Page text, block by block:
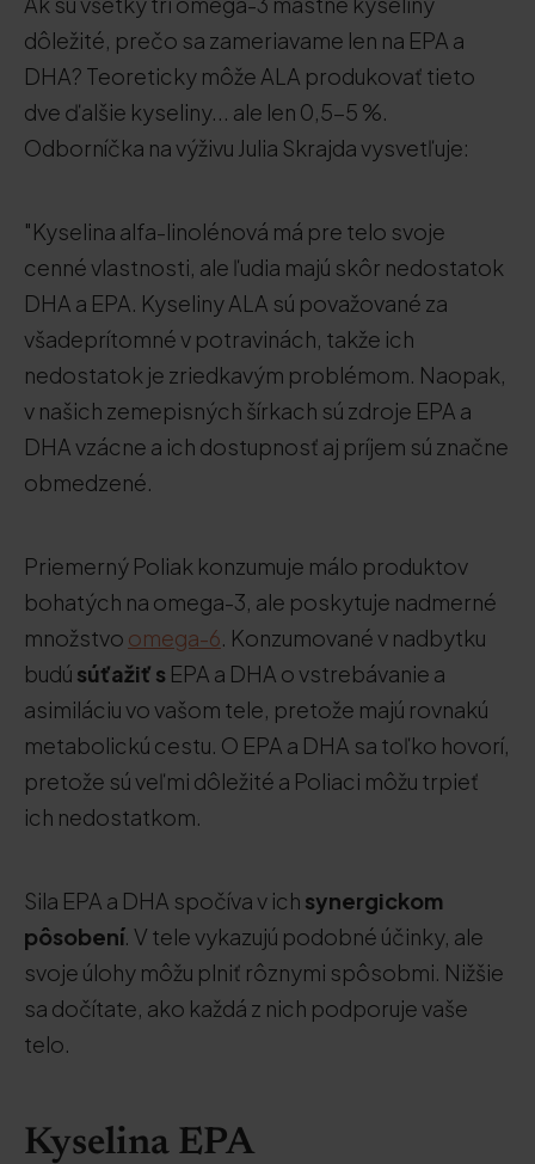
dôležité, prečo sa zameriavame len na EPA a
DHA? Teoreticky môže ALA produkovať tieto
dve ďalšie kyseliny... ale len 0,5-5 %.
Odborníčka na výživu Julia Skrajda vysvetľuje:
"Kyselina alfa-linolénová má pre telo svoje
cenné vlastnosti, ale ľudia majú skôr nedostatok
DHA a EPA. Kyseliny ALA sú považované za
všadeprítomné v potravinách, takže ich
nedostatok je zriedkavým problémom. Naopak,
v našich zemepisných šírkach sú zdroje EPA a
DHA vzácne a ich dostupnosť aj príjem sú značne
obmedzené.
Priemerný Poliak konzumuje málo produktov
bohatých na omega-3, ale poskytuje nadmerné
množstvo omega-6. Konzumované v nadbytku
budú súťažiť s EPA a DHA o vstrebávanie a
asimiláciu vo vašom tele, pretože majú rovnakú
metabolickú cestu. O EPA a DHA sa toľko hovorí,
pretože sú veľmi dôležité a Poliaci môžu trpieť
ich nedostatkom.
Sila EPA a DHA spočíva v ich synergickom
pôsobení. V tele vykazujú podobné účinky, ale
svoje úlohy môžu plniť rôznymi spôsobmi. Nižšie
sa dočítate, ako každá z nich podporuje vaše
telo.
Kyselina EPA